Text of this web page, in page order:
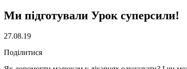
Ми підготували Урок суперсили!
27.08.19
Поділитися